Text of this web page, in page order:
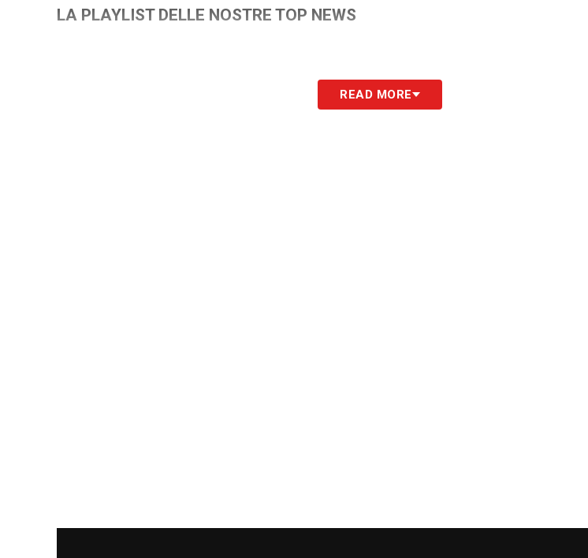
LA PLAYLIST DELLE NOSTRE TOP NEWS
READ MORE